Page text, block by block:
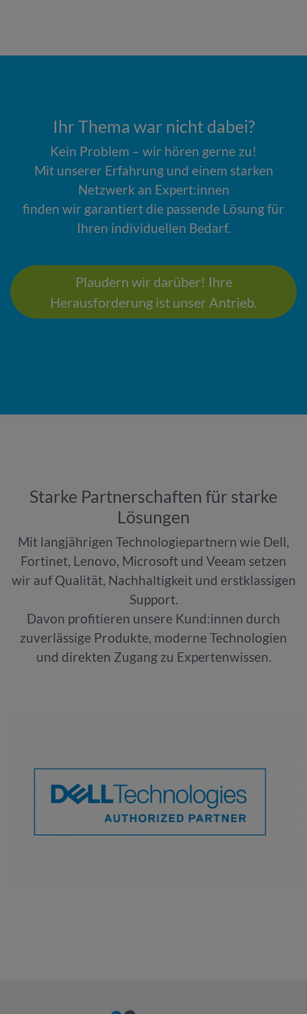
Ihr Thema war nicht dabei?
Kein Problem – wir hören gerne zu!
Mit unserer Erfahrung und einem starken
Netzwerk an Expert:innen
finden wir garantiert die passende Lösung für
Ihren individuellen Bedarf.
Plaudern wir darüber! Ihre
Herausforderung ist unser Antrieb.
Starke Partnerschaften für starke
Lösungen
Mit langjährigen Technologiepartnern wie Dell,
Fortinet, Lenovo, Microsoft und Veeam setzen
wir auf Qualität, Nachhaltigkeit und erstklassigen
Support.
Davon profitieren unsere Kund:innen durch
zuverlässige Produkte, moderne Technologien
und direkten Zugang zu Expertenwissen.